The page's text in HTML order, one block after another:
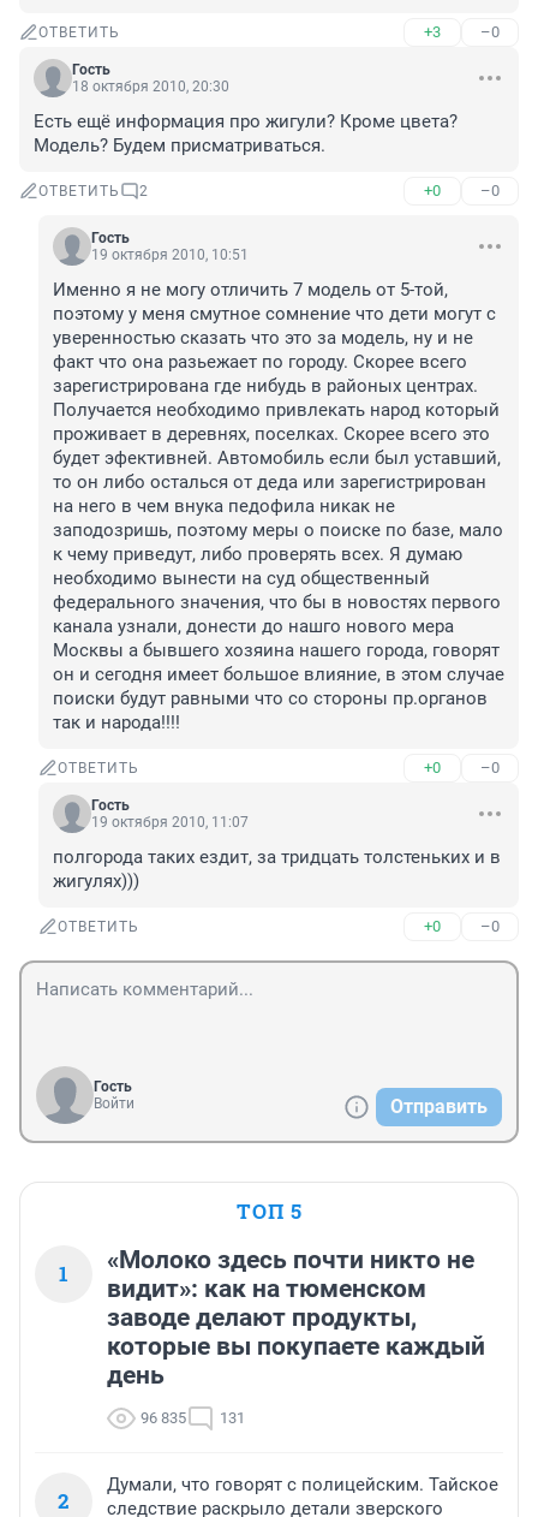
ОТВЕТИТЬ +3 –0
Гость
18 октября 2010, 20:30
Есть ещё информация про жигули? Кроме цвета?
Модель? Будем присматриваться.
ОТВЕТИТЬ 2 +0 –0
Гость
19 октября 2010, 10:51
Именно я не могу отличить 7 модель от 5-той,
поэтому у меня смутное сомнение что дети могут с
уверенностью сказать что это за модель, ну и не
факт что она разьежает по городу. Скорее всего
зарегистрирована где нибудь в районых центрах.
Получается необходимо привлекать народ который
проживает в деревнях, поселках. Скорее всего это
будет эфективней. Автомобиль если был уставший,
то он либо осталься от деда или зарегистрирован
на него в чем внука педофила никак не
заподозришь, поэтому меры о поиске по базе, мало
к чему приведут, либо проверять всех. Я думаю
необходимо вынести на суд общественный
федерального значения, что бы в новостях первого
канала узнали, донести до нашго нового мера
Москвы а бывшего хозяина нашего города, говорят
он и сегодня имеет большое влияние, в этом случае
поиски будут равными что со стороны пр.органов
так и народа!!!!
ОТВЕТИТЬ +0 –0
Гость
19 октября 2010, 11:07
полгорода таких ездит, за тридцать толстеньких и в
жигулях)))
ОТВЕТИТЬ +0 –0
Гость
Войти
Отправить
ТОП 5
1
«Молоко здесь почти никто не
видит»: как на тюменском
заводе делают продукты,
которые вы покупаете каждый
день
96 835 131
2
Думали, что говорят с полицейским. Тайское
следствие раскрыло детали зверского